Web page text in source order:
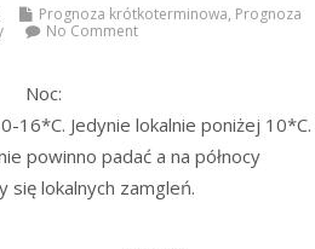
Prognoza krótkoterminowa, Prognoza
No Comment
Noc:
16*C. Jedynie lokalnie poniżej 10*C.
powinno padać a na północy
się lokalnych zamgleń.